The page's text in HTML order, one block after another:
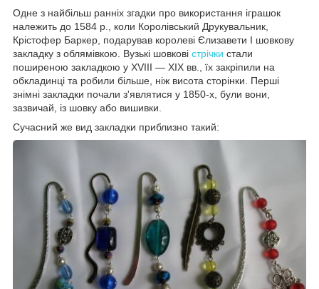
Одне з найбільш ранніх згадки про використання іграшок
належить до 1584 р., коли Королівський Друкувальник,
Крістофер Баркер, подарував королеві Єлизавети I шовкову
закладку з облямівкою. Вузькі шовкові стрічки стали
поширеною закладкою у XVIII — XIX вв., їх закріпили на
обкладинці та робили більше, ніж висота сторінки. Перші
знімні закладки почали з'являтися у 1850-х, були вони,
зазвичай, із шовку або вишивки.
Сучасний же вид закладки приблизно такий: